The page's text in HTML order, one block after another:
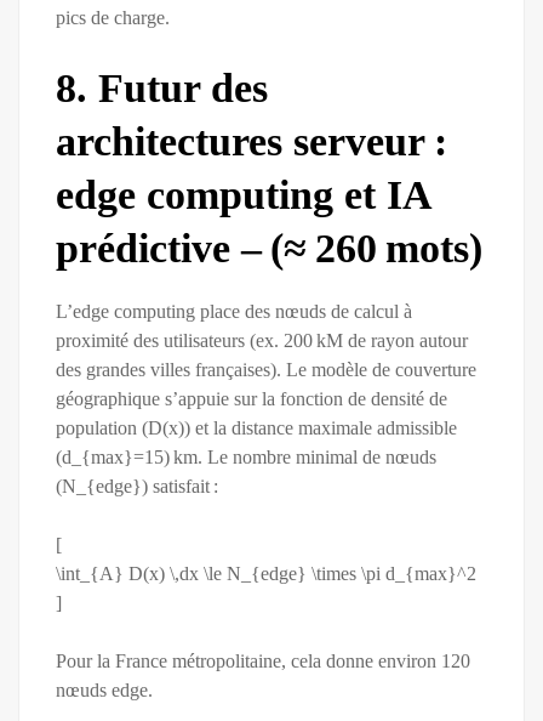
pics de charge.
8. Futur des
architectures serveur :
edge computing et IA
prédictive – (≈ 260 mots)
L’edge computing place des nœuds de calcul à
proximité des utilisateurs (ex. 200 kM de rayon autour
des grandes villes françaises). Le modèle de couverture
géographique s’appuie sur la fonction de densité de
population (D(x)) et la distance maximale admissible
(d_{max}=15) km. Le nombre minimal de nœuds
(N_{edge}) satisfait :
[
\int_{A} D(x) \,dx \le N_{edge} \times \pi d_{max}^2
]
Pour la France métropolitaine, cela donne environ 120
nœuds edge.